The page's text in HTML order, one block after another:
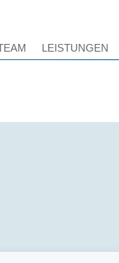
LEISTUNGEN